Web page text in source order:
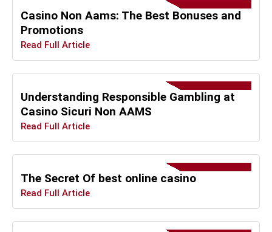
Casino Non Aams: The Best Bonuses and
Promotions
Read Full Article
Understanding Responsible Gambling at
Casino Sicuri Non AAMS
Read Full Article
The Secret Of best online casino
Read Full Article